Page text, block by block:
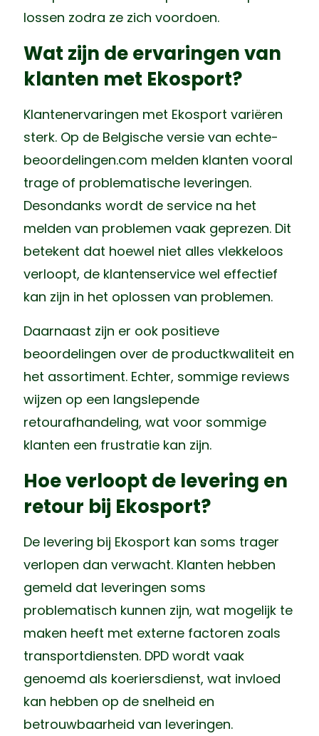
lossen zodra ze zich voordoen.
Wat zijn de ervaringen van
klanten met Ekosport?
Klantenervaringen met Ekosport variëren
sterk. Op de Belgische versie van echte-
beoordelingen.com melden klanten vooral
trage of problematische leveringen.
Desondanks wordt de service na het
melden van problemen vaak geprezen. Dit
betekent dat hoewel niet alles vlekkeloos
verloopt, de klantenservice wel effectief
kan zijn in het oplossen van problemen.
Daarnaast zijn er ook positieve
beoordelingen over de productkwaliteit en
het assortiment. Echter, sommige reviews
wijzen op een langslepende
retourafhandeling, wat voor sommige
klanten een frustratie kan zijn.
Hoe verloopt de levering en
retour bij Ekosport?
De levering bij Ekosport kan soms trager
verlopen dan verwacht. Klanten hebben
gemeld dat leveringen soms
problematisch kunnen zijn, wat mogelijk te
maken heeft met externe factoren zoals
transportdiensten. DPD wordt vaak
genoemd als koeriersdienst, wat invloed
kan hebben op de snelheid en
betrouwbaarheid van leveringen.